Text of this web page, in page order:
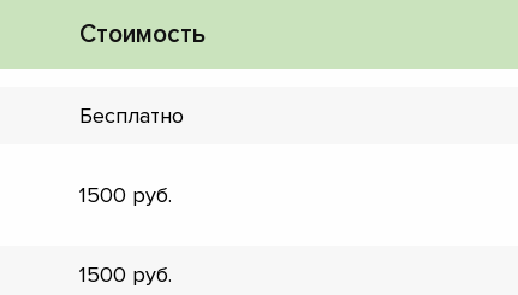
Стоимость
Бесплатно
1500
1500